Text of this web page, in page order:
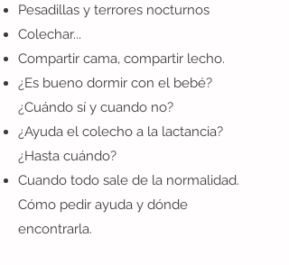
Pesadillas y terrores nocturnos
Colechar...
Compartir cama, compartir lecho.
¿Es bueno dormir con el bebé?
¿Cuándo sí y cuando no?
¿Ayuda el colecho a la lactancia?
¿Hasta cuándo?
Cuando todo sale de la normalidad.
Cómo pedir ayuda y dónde
encontrarla.